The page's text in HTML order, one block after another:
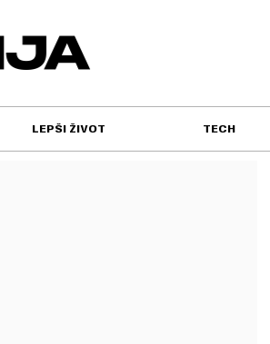
LEPŠI ŽIVOT TECH